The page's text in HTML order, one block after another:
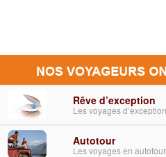
Rêve d’exception
Les voyages
Autotour
Les voyages en autotour